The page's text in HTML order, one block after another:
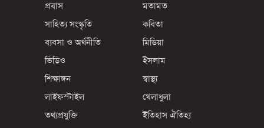
প্রবাস
মতামত
সাহিত্য সংস্কৃতি
কবিতা
ব্যবসা ও অর্থনীতি
মিডিয়া
ভিডিও
ইসলাম
শিক্ষাঙ্গন
স্বাস্থ্য
লাইফস্টাইল
খেলাধুলা
তথ্যপ্রযুক্তি
ইতিহাস ঐতিহ্য